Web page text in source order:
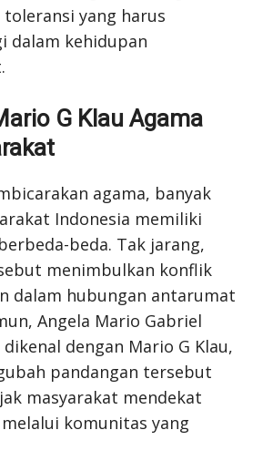
yang harus
dalam kehidupan
G Klau Agama
agama, banyak
Indonesia memiliki
beda. Tak jarang,
menimbulkan konflik
dalam hubungan antarumat
Angela Mario Gabriel
dengan Mario G Klau,
pandangan tersebut
masyarakat mendekat
komunitas yang